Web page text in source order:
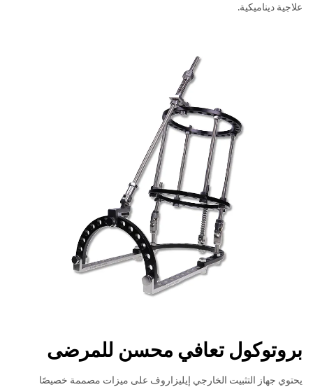
علاجية ديناميكية.
بروتوكول تعافي محسن للمرضى
يحتوي جهاز التثبيت الخارجي إيليزاروف على ميزات مصممة خصيصًا